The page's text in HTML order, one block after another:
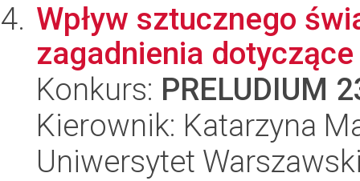
Wpływ sztucznego
zagadnienia
Konkurs: PRELUDIUM
Kierownik: Katarzyna
Uniwersytet